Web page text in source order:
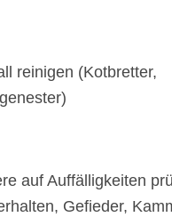
reinigen (Kotbretter,
auf Auffälligkeiten
Gefieder,